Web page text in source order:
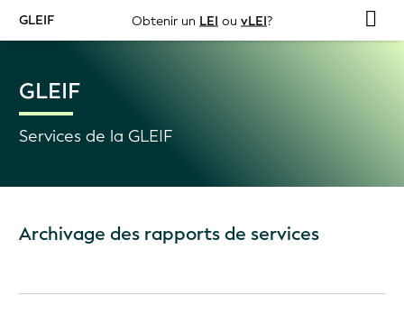
GLEIF Obtenir un LEI ou vLEI?
GLEIF
Services de la GLEIF
Archivage des rapports de services